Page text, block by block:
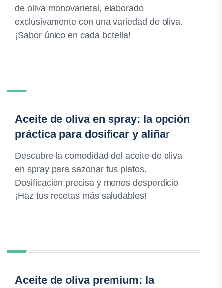
de oliva monovarietal, elaborado
exclusivamente con una variedad de oliva.
¡Sabor único en cada botella!
Aceite de oliva en spray: la opción
práctica para dosificar y aliñar
Descubre la comodidad del aceite de oliva
en spray para sazonar tus platos.
Dosificación precisa y menos desperdicio
¡Haz tus recetas más saludables!
Aceite de oliva premium: la